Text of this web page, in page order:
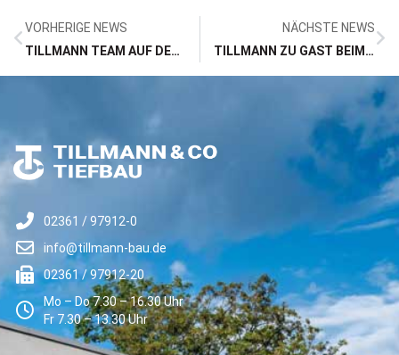
VORHERIGE NEWS
TILLMANN TEAM AUF DER KATAPULT-MESSE 2025 IM RUHRFESTSPIELHAUS RECKLINGHAUSEN
NÄCHSTE NEWS
TILLMANN ZU GAST BEIM SICHERHEITSTAG VON WESTNETZ
02361 / 97912-0
info@tillmann-bau.de
02361 / 97912-20
Mo – Do 7.30 – 16.30 Uhr
Fr 7.30 – 13.30 Uhr